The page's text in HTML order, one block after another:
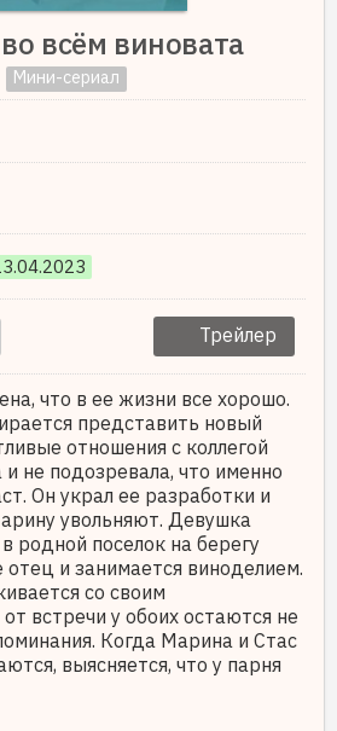
всём виновата
Мини-сериал
Трейлер
что в ее жизни все хорошо.
представить новый
отношения с коллегой
не подозревала, что именно
Он украл ее разработки и
увольняют. Девушка
родной поселок на берегу
и занимается виноделием.
со своим
встречи у обоих остаются не
Когда Марина и Стас
выясняется, что у парня